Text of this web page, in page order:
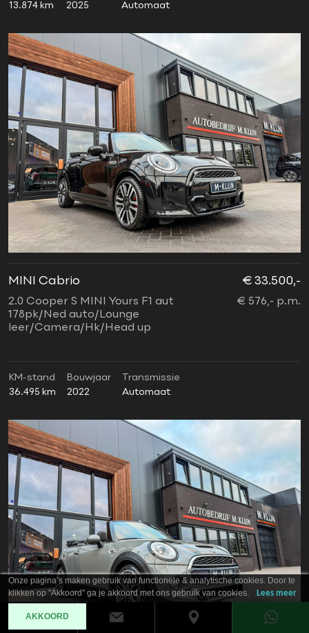
13.874 km
2025
Automaat
MINI Cabrio
2.0 Cooper S MINI Yours F1 aut
178pk/Ned auto/Lounge
leer/Camera/Hk/Head up
€ 33.500,-
€ 576,- p.m.
KM-stand
36.495 km
Bouwjaar
2022
Transmissie
Automaat
Onze pagina’s maken gebruik van functionele & analytische cookies. Door te
klikken op "Akkoord" ga je akkoord met ons gebruik van cookies.
Lees meer
AKKOORD